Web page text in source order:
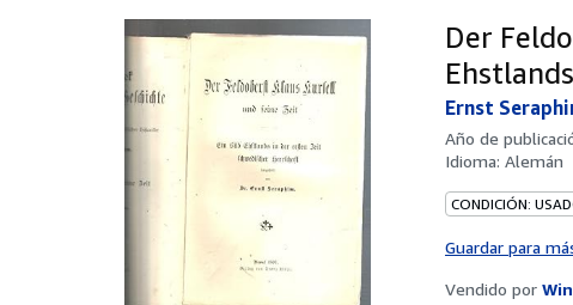
Der
Ernst
Año de
Idioma: Alemán
CONDICIÓN:
Guardar para
Vendido por